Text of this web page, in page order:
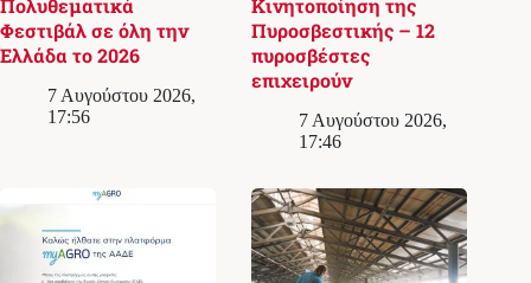
Πολυθεματικά
Φεστιβάλ σε όλη την
Ελλάδα το 2026
7 Αυγούστου 2026,
17:56
Κινητοποίηση της
Πυροσβεστικής – 12
πυροσβέστες
επιχειρούν
7 Αυγούστου 2026,
17:46